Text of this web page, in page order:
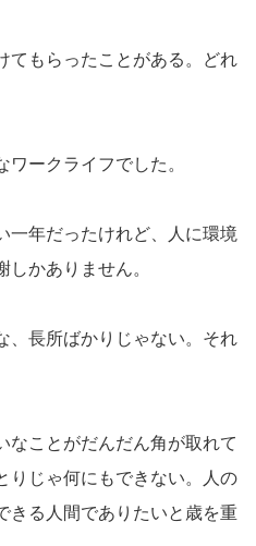
てもらったことがある。どれ
ークライフでした。
一年だったけれど、人に環境
かありません。
、長所ばかりじゃない。それ
なことがだんだん角が取れて
りじゃ何にもできない。人の
きる人間でありたいと歳を重